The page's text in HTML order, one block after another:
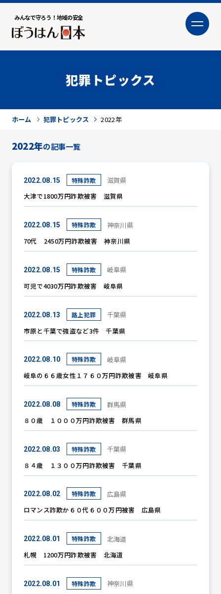
みんなで守ろう！地域の安全
大
犯罪トピックス
防犯活動ニュース
防犯パトロール
防犯対策情報
防犯協力会について
犯罪トピックス
ホーム 犯罪トピックス 2022年
2022年の記事一覧
2022.08.15 特殊詐欺
滋賀県
大津で1800万円詐欺被害 滋賀県
2022.08.15 特殊詐欺
神奈川県
70代 2450万円詐欺被害 神奈川県
2022.08.15 特殊詐欺
岐阜県
可児で4030万円詐欺被害 岐阜県
2022.08.13 路上犯罪
千葉県
市原と千葉で強盗など3件 千葉県
2022.08.10 特殊詐欺
岐阜県
岐阜の６６歳女性１７６０万円詐欺被害 岐阜県
2022.08.08 特殊詐欺
群馬県
８０歳 １０００万円詐欺被害 群馬県
2022.08.03 特殊詐欺
千葉県
８４歳 １３００万円詐欺被害 千葉県
2022.08.02 特殊詐欺
広島県
ロマンス詐欺か６０代６００万円被害 広島県
2022.08.01 特殊詐欺
北海道
札幌 1200万円詐欺被害 北海道
2022.08.01 特殊詐欺
神奈川県